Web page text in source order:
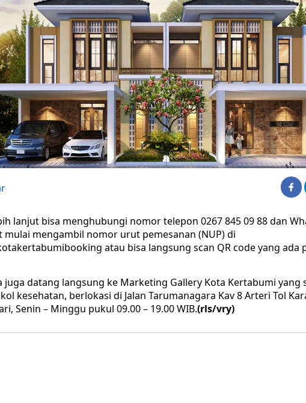
lanjut bisa menghubungi nomor telepon 0267 845 09 88 dan
mulai mengambil nomor urut pemesanan (NUP) di
atau bisa langsung scan QR code yang ada
juga datang langsung ke Marketing Gallery Kota Kertabumi yang
kesehatan, berlokasi di Jalan Tarumanagara Kav 8 Arteri Tol
Senin – Minggu pukul 09.00 – 19.00 WIB.(rls/vry)